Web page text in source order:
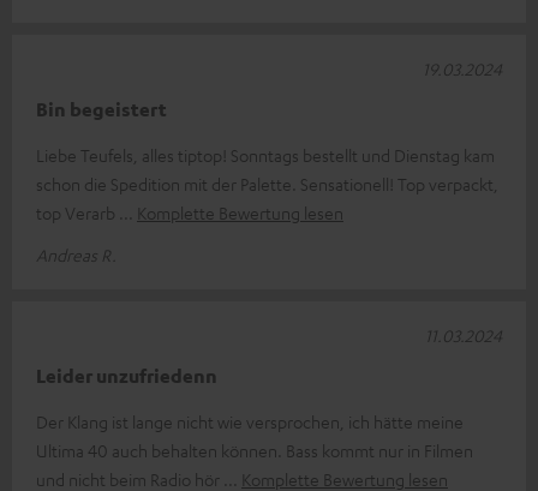
Bin begeistert
Liebe Teufels, alles tiptop! Sonntags bestellt und Dienstag kam
schon die Spedition mit der Palette. Sensationell! Top verpackt,
top Verarb
Komplette Bewertung lesen
Andreas R.
19.03.2024
Leider unzufriedenn
Der Klang ist lange nicht wie versprochen, ich hätte meine
Ultima 40 auch behalten können. Bass kommt nur in Filmen
und nicht beim Radio hör
Komplette Bewertung lesen
11.03.2024